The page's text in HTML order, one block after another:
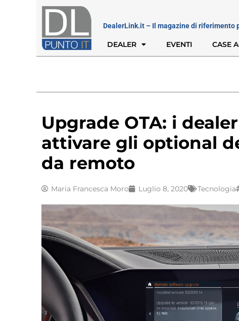
DealerLink.it – Il magazine di riferimento
DEALER EVENTI CASE
Upgrade OTA: i
attivare gli optional
da remoto
Maria Francesca Moro Luglio 8, 2020 Tecnologia